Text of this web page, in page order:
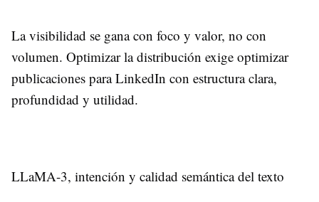
La visibilidad se gana con foco y valor, no con
volumen. Optimizar la distribución exige optimizar
publicaciones para LinkedIn con estructura clara,
profundidad y utilidad.
LLaMA-3, intención y calidad semántica del texto